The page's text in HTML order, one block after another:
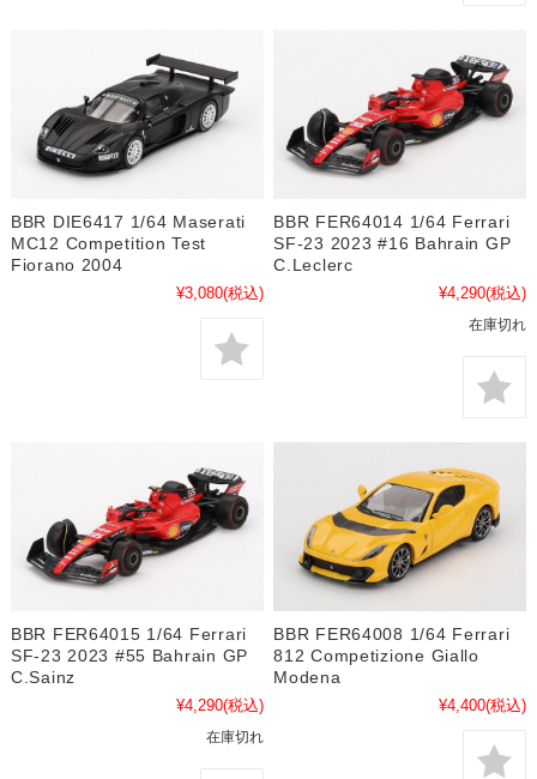
BBR DIE6417 1/64 Maserati
MC12 Competition Test
Fiorano 2004
¥3,080(税込)
BBR FER64014 1/64 Ferrari
SF-23 2023 #16 Bahrain GP
C.Leclerc
¥4,290(税込)
在庫切れ
BBR FER64015 1/64 Ferrari
SF-23 2023 #55 Bahrain GP
C.Sainz
¥4,290(税込)
在庫切れ
BBR FER64008 1/64 Ferrari
812 Competizione Giallo
Modena
¥4,400(税込)